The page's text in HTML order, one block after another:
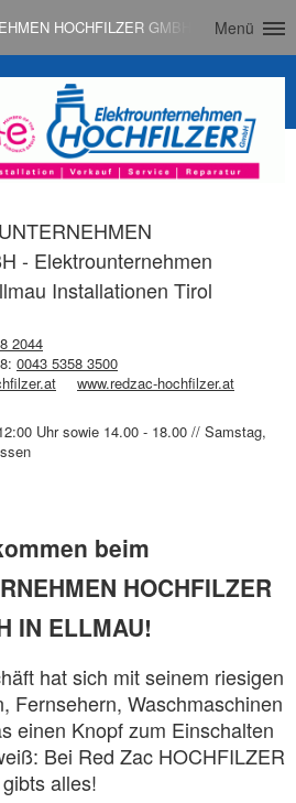
HOCHFILZER GMBH - Menü
- Elektrounternehmen
Installationen Tirol
2044
0043 5358 3500
www.redzac-hochfilzer.at
Uhr sowie 14.00 - 18.00 // Samstag,
beim
HOCHFILZER
IN ELLMAU!
hat sich mit seinem riesigen
Fernsehern, Waschmaschinen
einen Knopf zum Einschalten
Bei Red Zac HOCHFILZER
gibts alles!